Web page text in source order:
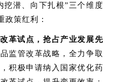
挖潜、向下扎根”三个维度
政策红利：
革试点，抢占产业发展先
监管改革战略，全力争取
积极申请纳入国家优化药